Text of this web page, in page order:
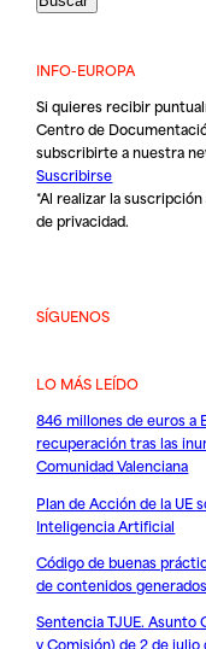
INFO-EUROPA
Si quieres recibir
Centro de
subscribirte a nuestra
Suscribirse
*Al realizar la
de privacidad.
SÍGUENOS
LO MÁS LEÍDO
846 millones de euros a
recuperación tras las
Comunidad Valenciana
Plan de Acción de la UE
Inteligencia Artificial
Código de buenas
de contenidos
Sentencia TJUE.
v Comisión) de 2 de julio